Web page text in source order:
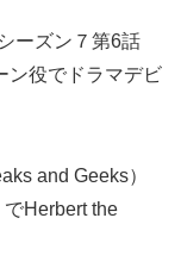
ーズン７第6話
ン役でドラマデビ
and Geeks）
Herbert the